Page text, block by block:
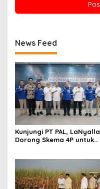
News Feed
Kunjungi PT PAL, LaNyalla
Dorong Skema 4P untuk